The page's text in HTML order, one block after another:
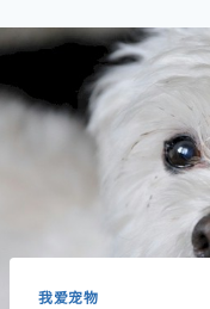
我爱宠物